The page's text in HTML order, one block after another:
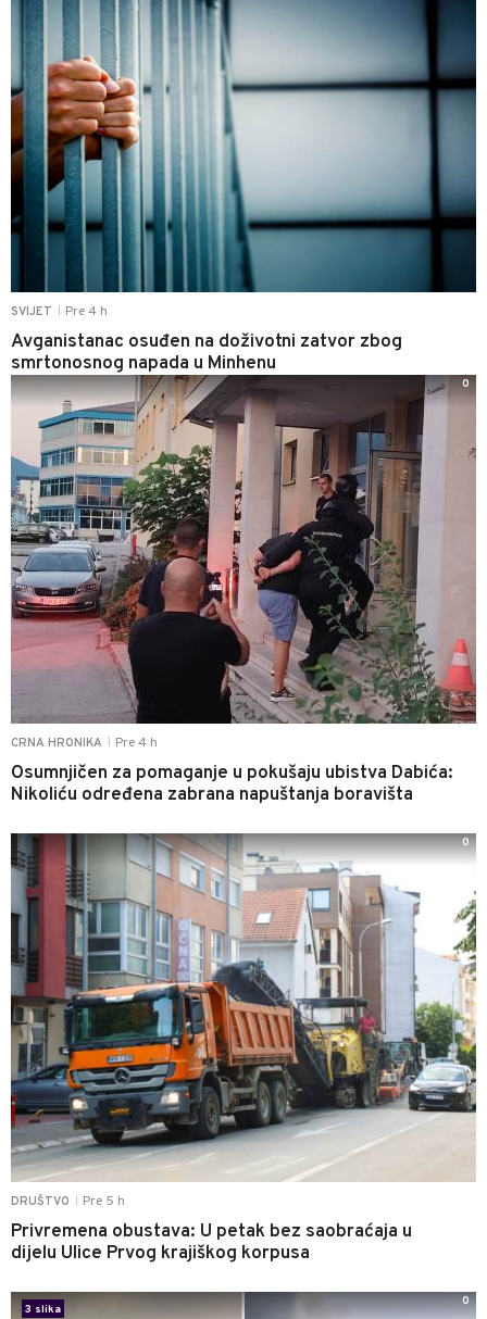
SVIJET Pre 4 h
Avganistanac osuđen na doživotni zatvor zbog
smrtonosnog napada u Minhenu
CRNA HRONIKA Pre 4 h
Osumnjičen za pomaganje u pokušaju ubistva Dabića:
Nikoliću određena zabrana napuštanja boravišta
0
DRUŠTVO Pre 5 h
Privremena obustava: U petak bez saobraćaja u
dijelu Ulice Prvog krajiškog korpusa
0
3 slika
0